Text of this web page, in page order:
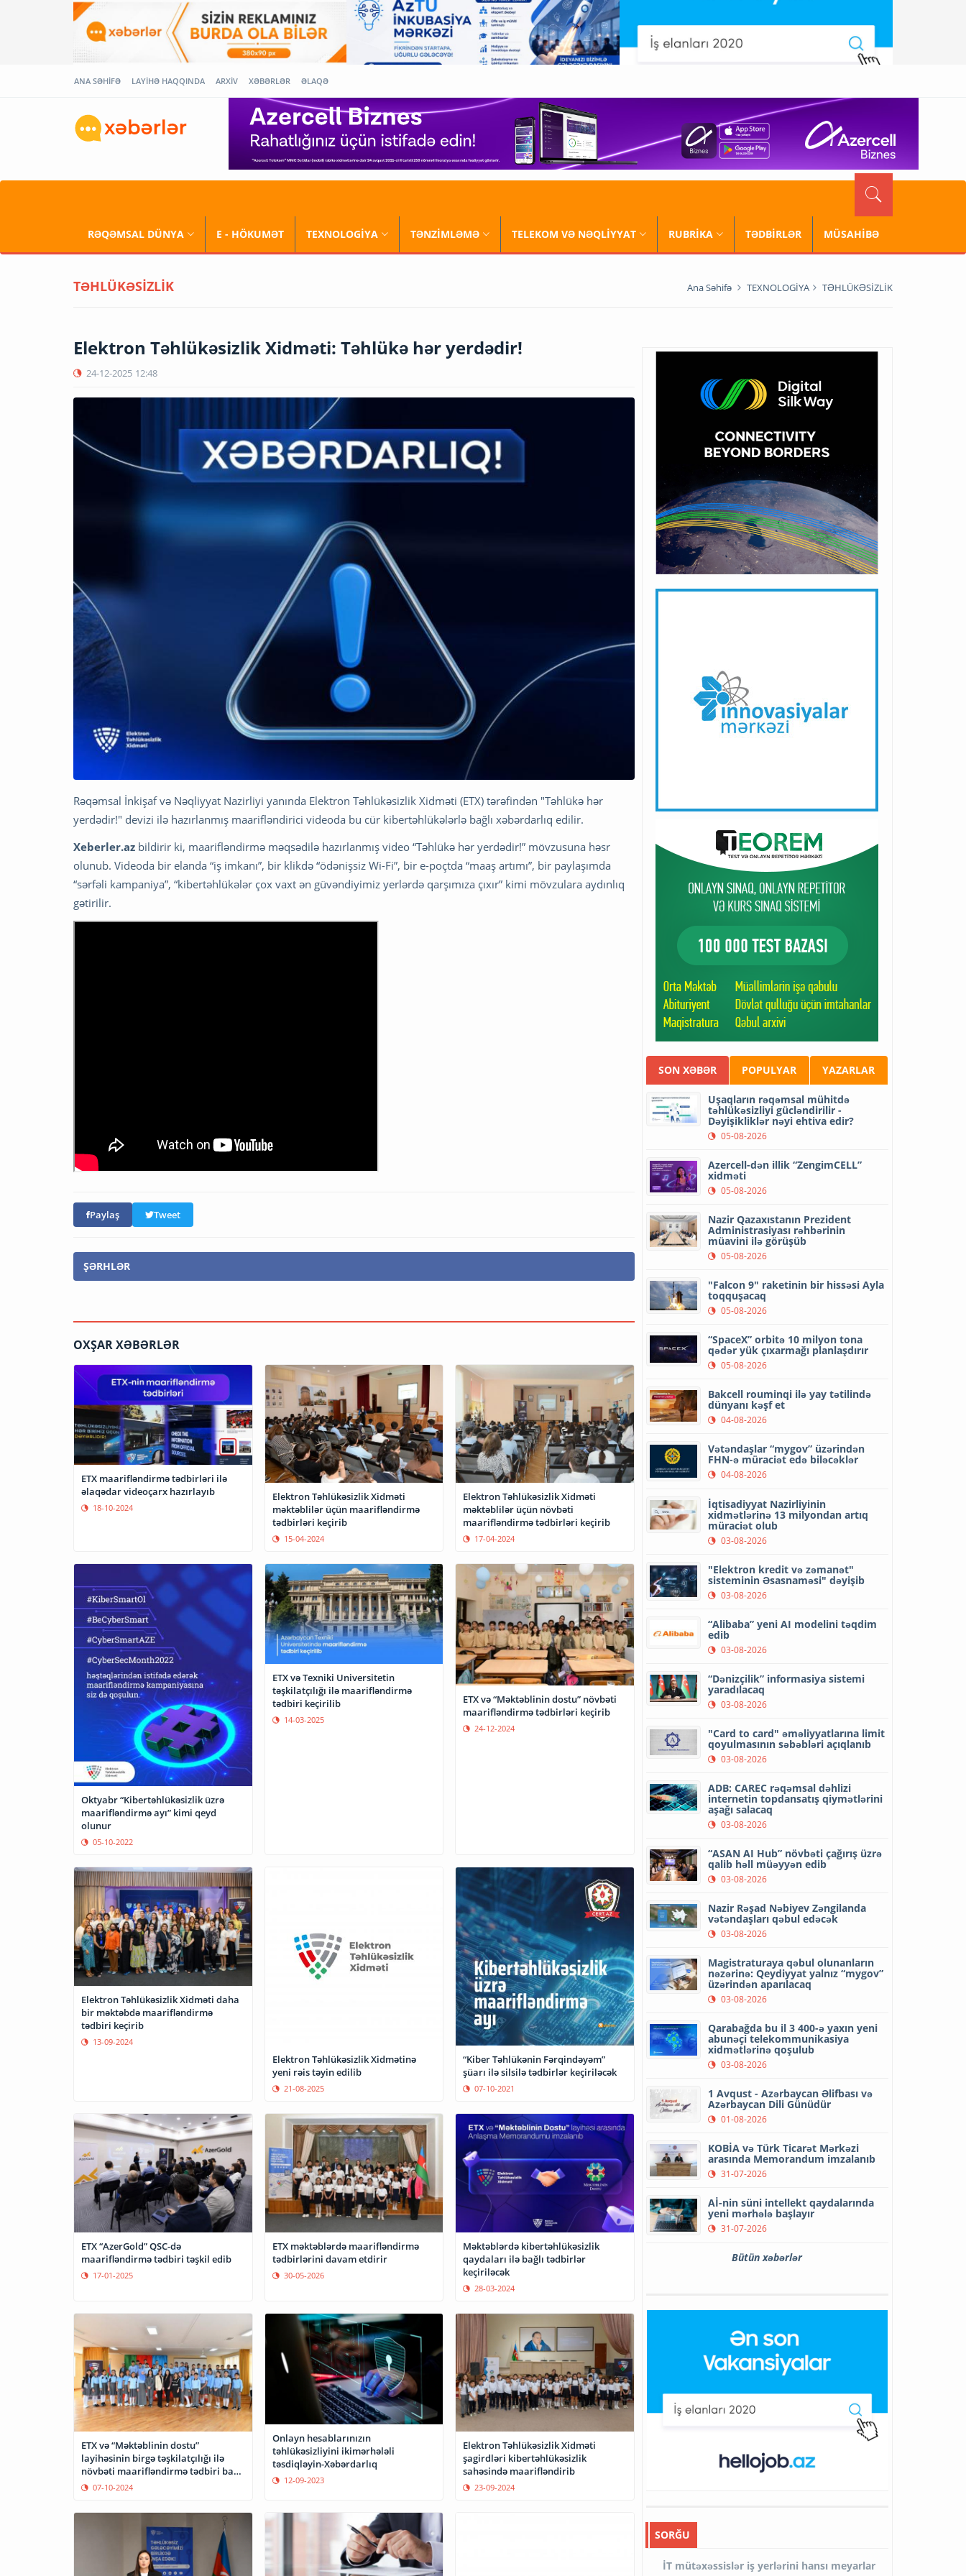
ANA SƏHİFƏ LAYİHƏ HAQQINDA ARXİV XƏBƏRLƏR ƏLAQƏ
RƏQƏMSAL DÜNYA E - HÖKUMƏT TEXNOLOGİYA TƏNZİMLƏMƏ TELEKOM VƏ NƏQLİYYAT RUBRİKA TƏDBİRLƏR MÜSAHİBƏ
TƏHLÜKƏSİZLİK Ana Səhifə TEXNOLOGİYA TƏHLÜKƏSİZLİK
Elektron Təhlükəsizlik Xidməti: Təhlükə hər yerdədir!
24-12-2025 12:48
Rəqəmsal İnkişaf və Nəqliyyat Nazirliyi yanında Elektron Təhlükəsizlik Xidməti (ETX) tərəfindən "Təhlükə hər
yerdədir!" devizi ilə hazırlanmış maarifləndirici videoda bu cür kibertəhlükələrlə bağlı xəbərdarlıq edilir.
Xeberler.az bildirir ki, maarifləndirmə məqsədilə hazırlanmış video “Təhlükə hər yerdədir!” mövzusuna həsr
olunub. Videoda bir elanda “iş imkanı”, bir klikdə “ödənişsiz Wi-Fi”, bir e-poçtda “maaş artımı”, bir paylaşımda
“sərfəli kampaniya”, “kibertəhlükələr çox vaxt ən güvəndiyimiz yerlərdə qarşımıza çıxır” kimi mövzulara aydınlıq
gətirilir.
Paylaş Tweet
ŞƏRHLƏR
OXŞAR XƏBƏRLƏR
ETX maarifləndirmə tədbirləri ilə
əlaqədar videoçarx hazırlayıb
18-10-2024
Elektron Təhlükəsizlik Xidməti
məktəblilər üçün maarifləndirmə
tədbirləri keçirib
15-04-2024
Elektron Təhlükəsizlik Xidməti
məktəblilər üçün növbəti
maarifləndirmə tədbirləri keçirib
17-04-2024
Oktyabr “Kibertəhlükəsizlik üzrə
maarifləndirmə ayı” kimi qeyd
olunur
05-10-2022
ETX və Texniki Universitetin
təşkilatçılığı ilə maarifləndirmə
tədbiri keçirilib
14-03-2025
ETX və “Məktəblinin dostu” növbəti
maarifləndirmə tədbirləri keçirib
24-12-2024
Elektron Təhlükəsizlik Xidməti daha
bir məktəbdə maarifləndirmə
tədbiri keçirib
13-09-2024
Elektron Təhlükəsizlik Xidmətinə
yeni rəis təyin edilib
21-08-2025
“Kiber Təhlükənin Fərqindəyəm”
şüarı ilə silsilə tədbirlər keçiriləcək
07-10-2021
ETX “AzerGold” QSC-də
maarifləndirmə tədbiri təşkil edib
17-01-2025
ETX məktəblərdə maarifləndirmə
tədbirlərini davam etdirir
30-05-2026
Məktəblərdə kibertəhlükəsizlik
qaydaları ilə bağlı tədbirlər
keçiriləcək
28-03-2024
ETX və “Məktəblinin dostu”
layihəsinin birgə təşkilatçılığı ilə
növbəti maarifləndirmə tədbiri baş
tutub07-10-2024
Onlayn hesablarınızın
təhlükəsizliyini ikimərhələli
təsdiqləyin-Xəbərdarlıq
12-09-2023
Elektron Təhlükəsizlik Xidməti
şagirdləri kibertəhlükəsizlik
sahəsində maarifləndirib
23-09-2024
SON XƏBƏR POPULYAR YAZARLAR
Uşaqların rəqəmsal mühitdə
təhlükəsizliyi gücləndirilir -
Dəyişikliklər nəyi ehtiva edir?
05-08-2026
Azercell-dən illik “ZengimCELL”
xidməti
05-08-2026
Nazir Qazaxıstanın Prezident
Administrasiyası rəhbərinin
müavini ilə görüşüb
05-08-2026
"Falcon 9" raketinin bir hissəsi Ayla
toqquşacaq
05-08-2026
“SpaceX” orbitə 10 milyon tona
qədər yük çıxarmağı planlaşdırır
05-08-2026
Bakcell rouminqi ilə yay tətilində
dünyanı kəşf et
04-08-2026
Vətəndaşlar “mygov” üzərindən
FHN-ə müraciət edə biləcəklər
04-08-2026
İqtisadiyyat Nazirliyinin
xidmətlərinə 13 milyondan artıq
müraciət olub
03-08-2026
"Elektron kredit və zəmanət"
sisteminin Əsasnaməsi" dəyişib
03-08-2026
“Alibaba” yeni AI modelini təqdim
edib
03-08-2026
“Dənizçilik” informasiya sistemi
yaradılacaq
03-08-2026
"Card to card" əməliyyatlarına limit
qoyulmasının səbəbləri açıqlanıb
03-08-2026
ADB: CAREC rəqəmsal dəhlizi
internetin topdansatış qiymətlərini
aşağı salacaq
03-08-2026
“ASAN AI Hub” növbəti çağırış üzrə
qalib həll müəyyən edib
03-08-2026
Nazir Rəşad Nəbiyev Zəngilanda
vətəndaşları qəbul edəcək
03-08-2026
Magistraturaya qəbul olunanların
nəzərinə: Qeydiyyat yalnız “mygov”
üzərindən aparılacaq
03-08-2026
Qarabağda bu il 3 400-ə yaxın yeni
abunəçi telekommunikasiya
xidmətlərinə qoşulub
03-08-2026
1 Avqust - Azərbaycan Əlifbası və
Azərbaycan Dili Günüdür
01-08-2026
KOBİA və Türk Ticarət Mərkəzi
arasında Memorandum imzalanıb
31-07-2026
Aİ-nin süni intellekt qaydalarında
yeni mərhələ başlayır
31-07-2026
Bütün xəbərlər
SORĞU
İT mütəxəssislər iş yerlərini hansı meyarlar